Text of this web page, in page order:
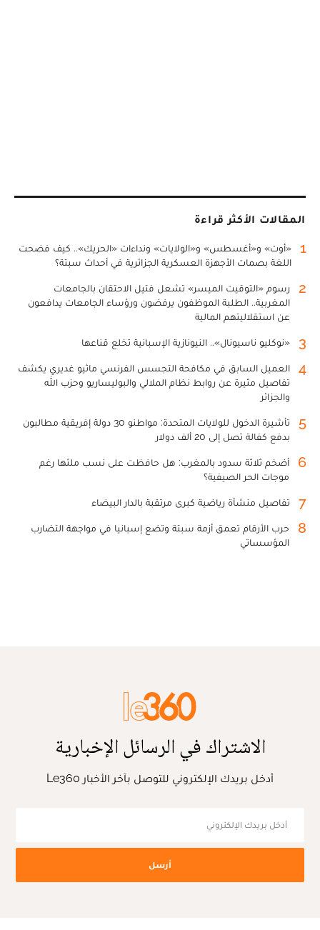
المقالات الأكثر قراءة
1
«أوت» و«أغسطس» و«الولايات» ونداءات «الحريك».. كيف فضحت
اللغة بصمات الأجهزة العسكرية الجزائرية في أحداث سبتة؟
2
رسوم «التوقيت الميسر» تشعل فتيل الاحتقان بالجامعات
المغربية.. الطلبة الموظفون يرفضون ورؤساء الجامعات يدافعون
عن استقلاليتهم المالية
3 «نوكليو ناسيونال».. النيونازية الإسبانية تخلع قناعها
4
العميل السابق في مكافحة التجسس الفرنسي ماثيو غديري يكشف
تفاصيل مثيرة عن روابط نظام الملالي والبوليساريو وحزب الله
والجزائر
5
تأشيرة الدخول للولايات المتحدة: مواطنو 30 دولة إفريقية مطالبون
بدفع كفالة تصل إلى 20 ألف دولار
6
أضخم ثلاثة سدود بالمغرب: هل حافظت على نسب ملئها رغم
موجات الحر الصيفية؟
7 تفاصيل منشأة رياضية كبرى مرتقبة بالدار البيضاء
8
حرب الأرقام تعمق أزمة سبتة وتضع إسبانيا في مواجهة التضارب
المؤسساتي
الاشتراك في الرسائل الإخبارية
أدخل بريدك الإلكتروني للتوصل بآخر الأخبار Le360
أرسل